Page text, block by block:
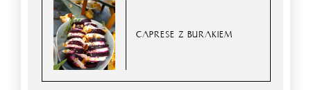
CAPRESE Z BURAKIEM